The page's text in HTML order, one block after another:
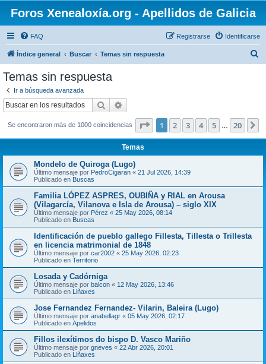
Foros Xenealoxía.org - Apellidos de Galicia
FAQ Identificarse
Registrarse
Índice general Buscar Temas sin respuesta
Temas sin respuesta
Ir a búsqueda avanzada
Buscar
Se encontraron más de 1000 coincidencias Página de 20
1 2 3 4 5 20
Temas
Mondelo de Quiroga (Lugo)
Último mensaje por PedroCigaran « 21 Jul 2026, 14:39
Publicado en Buscas
Familia LÓPEZ ASPRES, OUBIÑA y RIAL en Arousa
(Vilagarcía, Vilanova e Isla de Arousa) – siglo XIX
Último mensaje por Pérez « 25 May 2026, 08:14
Publicado en Buscas
Identificación de pueblo gallego Fillesta, Tillesta o Trillesta
en licencia matrimonial de 1848
Último mensaje por car2002 « 25 May 2026, 02:23
Publicado en Territorio
Losada y Cadórniga
Último mensaje por balcon « 12 May 2026, 13:46
Publicado en Liñaxes
Jose Fernandez Fernandez- Vilarin, Baleira (Lugo)
Último mensaje por anabellagr « 05 May 2026, 02:17
Publicado en Apelidos
Fillos ilexítimos do bispo D. Vasco Mariño
Último mensaje por gneves « 22 Abr 2026, 20:01
Publicado en Liñaxes